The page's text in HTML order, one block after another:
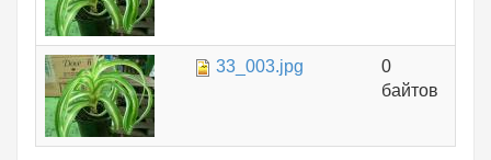
33_003.jpg
0
байтов